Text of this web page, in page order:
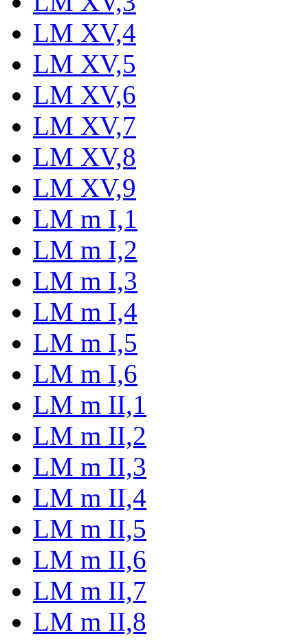
LM XV,4
LM XV,5
LM XV,6
LM XV,7
LM XV,8
LM XV,9
LM m I,1
LM m I,2
LM m I,3
LM m I,4
LM m I,5
LM m I,6
LM m II,1
LM m II,2
LM m II,3
LM m II,4
LM m II,5
LM m II,6
LM m II,7
LM m II,8